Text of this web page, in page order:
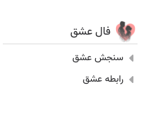
فال عشق
سنجش عشق
رابطه عشق